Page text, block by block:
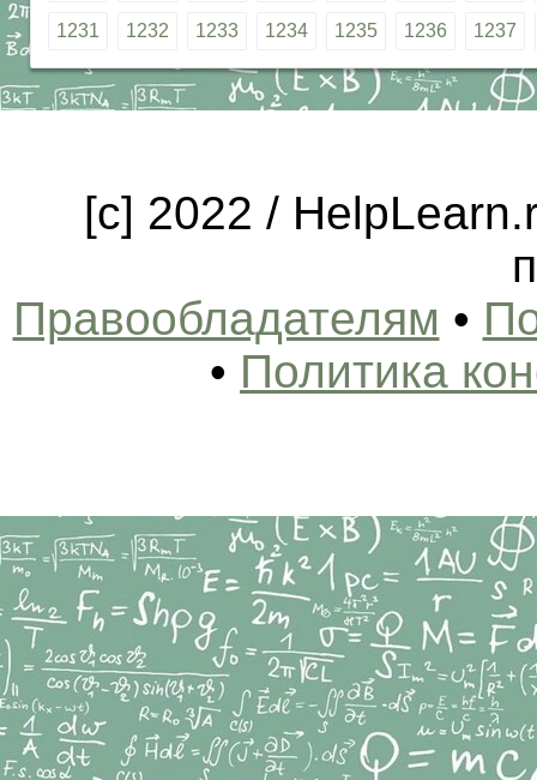
1231 1232 1233 1234 1235 1236 1237
[c] 2022 /
Правообладателям •
• Политика